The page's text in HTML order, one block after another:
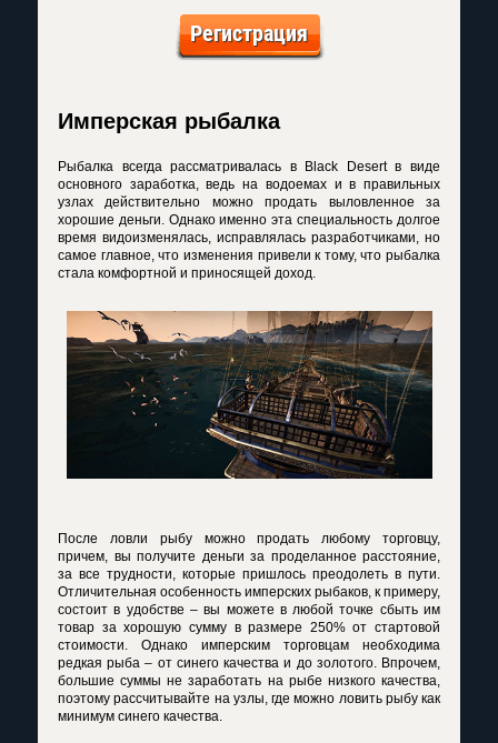
Регистрация
Имперская рыбалка
Рыбалка всегда рассматривалась в Black Desert в виде
основного заработка, ведь на водоемах и в правильных
узлах действительно можно продать выловленное за
хорошие деньги. Однако именно эта специальность долгое
время видоизменялась, исправлялась разработчиками, но
самое главное, что изменения привели к тому, что рыбалка
стала комфортной и приносящей доход.
После ловли рыбу можно продать любому торговцу,
причем, вы получите деньги за проделанное расстояние,
за все трудности, которые пришлось преодолеть в пути.
Отличительная особенность имперских рыбаков, к примеру,
состоит в удобстве – вы можете в любой точке сбыть им
товар за хорошую сумму в размере 250% от стартовой
стоимости. Однако имперским торговцам необходима
редкая рыба – от синего качества и до золотого. Впрочем,
большие суммы не заработать на рыбе низкого качества,
поэтому рассчитывайте на узлы, где можно ловить рыбу как
минимум синего качества.